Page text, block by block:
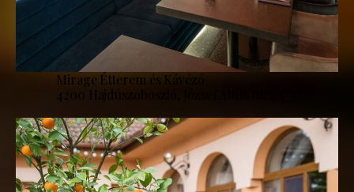
Mirage Étterem és Kávézó
4200 Hajdúszoboszló, József Attila utca 5-7.